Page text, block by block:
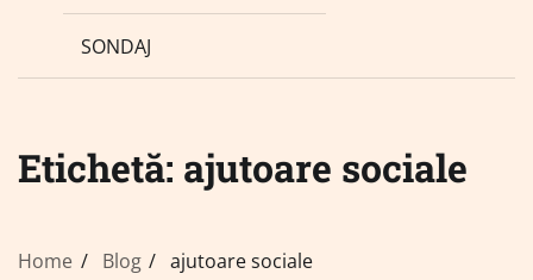
SONDAJ
Etichetă: ajutoare sociale
Home Blog ajutoare sociale